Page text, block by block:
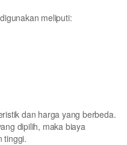
meliputi:
dan harga yang berbeda.
dipilih, maka biaya
tinggi.